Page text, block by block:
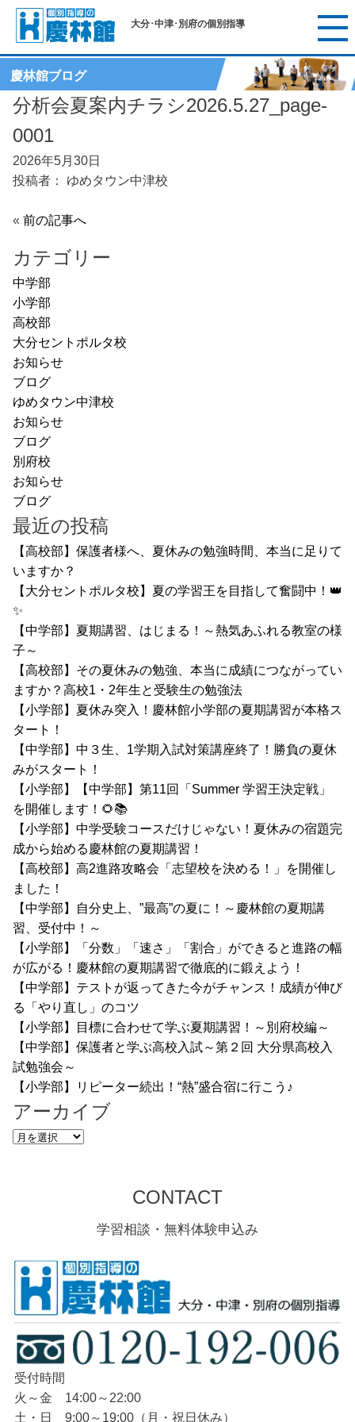
大分･中津･別府の個別指導
慶林館ブログ
分析会夏案内チラシ2026.5.27_page-
0001
2026年5月30日
投稿者： ゆめタウン中津校
« 前の記事へ
カテゴリー
中学部
小学部
高校部
大分セントポルタ校
お知らせ
ブログ
ゆめタウン中津校
お知らせ
ブログ
別府校
お知らせ
ブログ
最近の投稿
【高校部】保護者様へ、夏休みの勉強時間、本当に足りて
いますか？
【大分セントポルタ校】夏の学習王を目指して奮闘中！👑
✨
【中学部】夏期講習、はじまる！～熱気あふれる教室の様
子～
【高校部】その夏休みの勉強、本当に成績につながってい
ますか？高校1・2年生と受験生の勉強法
【小学部】夏休み突入！慶林館小学部の夏期講習が本格ス
タート！
【中学部】中３生、1学期入試対策講座終了！勝負の夏休
みがスタート！
【小学部】【中学部】第11回「Summer 学習王決定戦」
を開催します！🌻📚
【小学部】中学受験コースだけじゃない！夏休みの宿題完
成から始める慶林館の夏期講習！
【高校部】高2進路攻略会「志望校を決める！」を開催し
ました！
【中学部】自分史上、”最高”の夏に！～慶林館の夏期講
習、受付中！～
【小学部】「分数」「速さ」「割合」ができると進路の幅
が広がる！慶林館の夏期講習で徹底的に鍛えよう！
【中学部】テストが返ってきた今がチャンス！成績が伸び
る「やり直し」のコツ
【小学部】目標に合わせて学ぶ夏期講習！～別府校編～
【中学部】保護者と学ぶ高校入試～第２回 大分県高校入
試勉強会～
【小学部】リピーター続出！“熱”盛合宿に行こう♪
アーカイブ
ア
CONTACT
学習相談・無料体験申込み
受付時間
火～金 14:00～22:00
土・日 9:00～19:00（月・祝日休み）